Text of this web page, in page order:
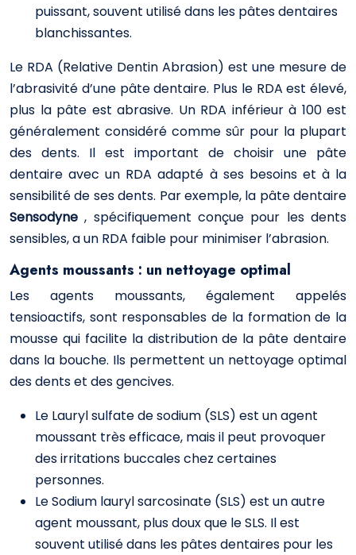
puissant, souvent utilisé dans les pâtes dentaires
blanchissantes.
Le RDA (Relative Dentin Abrasion) est une mesure de
l’abrasivité d’une pâte dentaire. Plus le RDA est élevé,
plus la pâte est abrasive. Un RDA inférieur à 100 est
généralement considéré comme sûr pour la plupart
des dents. Il est important de choisir une pâte
dentaire avec un RDA adapté à ses besoins et à la
sensibilité de ses dents. Par exemple, la pâte dentaire
Sensodyne, spécifiquement conçue pour les dents
sensibles, a un RDA faible pour minimiser l’abrasion.
Agents moussants : un nettoyage optimal
Les agents moussants, également appelés
tensioactifs, sont responsables de la formation de la
mousse qui facilite la distribution de la pâte dentaire
dans la bouche. Ils permettent un nettoyage optimal
des dents et des gencives.
Le Lauryl sulfate de sodium (SLS) est un agent
moussant très efficace, mais il peut provoquer
des irritations buccales chez certaines
personnes.
Le Sodium lauryl sarcosinate (SLS) est un autre
agent moussant, plus doux que le SLS. Il est
souvent utilisé dans les pâtes dentaires pour les